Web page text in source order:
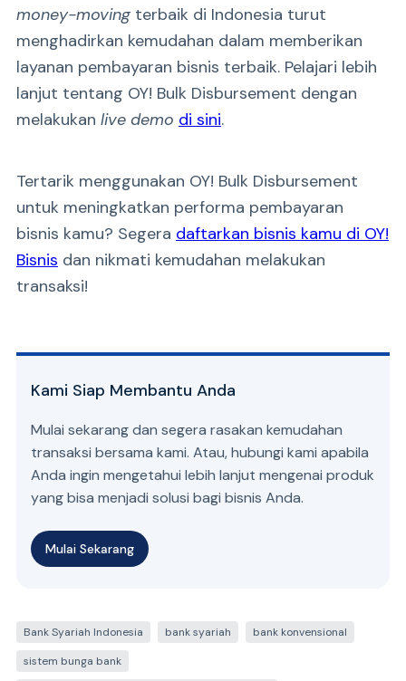
money-movingterbaik di Indonesia turut
menghadirkan kemudahan dalam memberikan
layanan pembayaran bisnis terbaik. Pelajari lebih
lanjut tentang OY! Bulk Disbursement dengan
melakukan live demo di sini.
Tertarik menggunakan OY! Bulk Disbursement
untuk meningkatkan performa pembayaran
bisnis kamu? Segera daftarkan bisnis kamu di OY!
Bisnis dan nikmati kemudahan melakukan
transaksi!
Kami Siap Membantu Anda
Mulai sekarang dan segera rasakan kemudahan
transaksi bersama kami. Atau, hubungi kami apabila
Anda ingin mengetahui lebih lanjut mengenai produk
yang bisa menjadi solusi bagi bisnis Anda.
Mulai Sekarang
Bank Syariah Indonesia bank syariah
bank konvensional
sistem bunga bank